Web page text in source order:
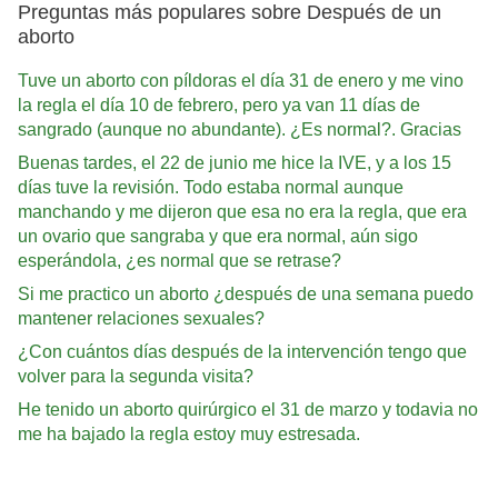
Preguntas más populares sobre Después de un
aborto
Tuve un aborto con píldoras el día 31 de enero y me vino
la regla el día 10 de febrero, pero ya van 11 días de
sangrado (aunque no abundante). ¿Es normal?. Gracias
Buenas tardes, el 22 de junio me hice la IVE, y a los 15
días tuve la revisión. Todo estaba normal aunque
manchando y me dijeron que esa no era la regla, que era
un ovario que sangraba y que era normal, aún sigo
esperándola, ¿es normal que se retrase?
Si me practico un aborto ¿después de una semana puedo
mantener relaciones sexuales?
¿Con cuántos días después de la intervención tengo que
volver para la segunda visita?
He tenido un aborto quirúrgico el 31 de marzo y todavia no
me ha bajado la regla estoy muy estresada.